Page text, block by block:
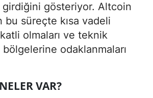
girdiğini gösteriyor. Altcoin
bu süreçte kısa vadeli
olmaları ve teknik
odaklanmaları
VAR?